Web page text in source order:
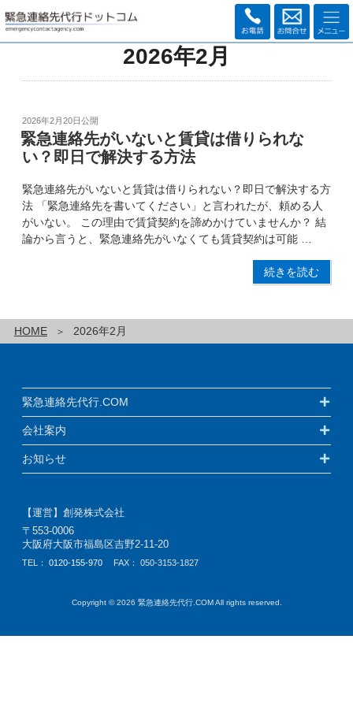
2026年2月
2026年2月20日公開
緊急連絡先がいないと賃貸は借りられな
い？即日で解決する方法
緊急連絡先がいないと賃貸は借りられない？即日で解決する方
法 「緊急連絡先を書いてください」と言われたが、頼める人
がいない。 この理由で賃貸契約を諦めかけていませんか？ 結
論から言うと、緊急連絡先がいなくても賃貸契約は可能 …
続きを読む
HOME 2026年2月
緊急連絡先代行.COM
会社案内
お知らせ
【運営】創発株式会社
〒553-0006
大阪府大阪市福島区吉野2-11-20
TEL： 0120-155-970 FAX： 050-3153-1827
Copyright © 2026 緊急連絡先代行.COM All rights reserved.